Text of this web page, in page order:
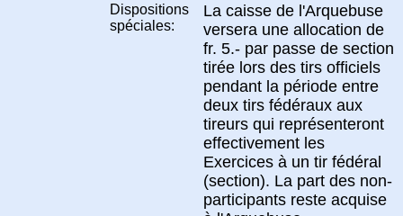
Dispositions
spéciales:
La caisse de l'Arquebuse
versera une allocation de
fr. 5.- par passe de section
tirée lors des tirs officiels
pendant la période entre
deux tirs fédéraux aux
tireurs qui représenteront
effectivement les
Exercices à un tir fédéral
(section). La part des non-
participants reste acquise